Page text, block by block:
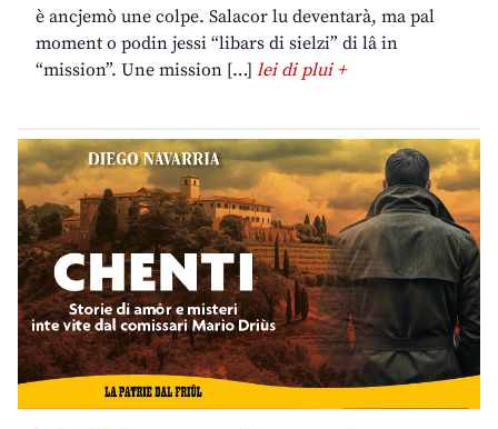
è ancjemò une colpe. Salacor lu deventarà, ma pal
moment o podin jessi “libars di sielzi” di lâ in
“mission”. Une mission […] lei di plui +